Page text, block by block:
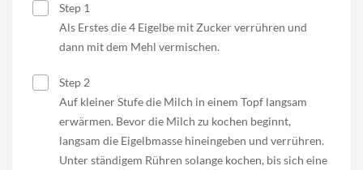
Step 1
Als Erstes die 4 Eigelbe mit Zucker verrühren und
dann mit dem Mehl vermischen.
Step 2
Auf kleiner Stufe die Milch in einem Topf langsam
erwärmen. Bevor die Milch zu kochen beginnt,
langsam die Eigelbmasse hineingeben und verrühren.
Unter ständigem Rühren solange kochen, bis sich eine